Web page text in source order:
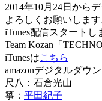
2014年10月24日から
よろしくお願いします
iTunes配信スタートし
Team Kozan「
iTunesはこちら
amazonデジタルダウ
尺八：石倉光山
箏： 平田紀子